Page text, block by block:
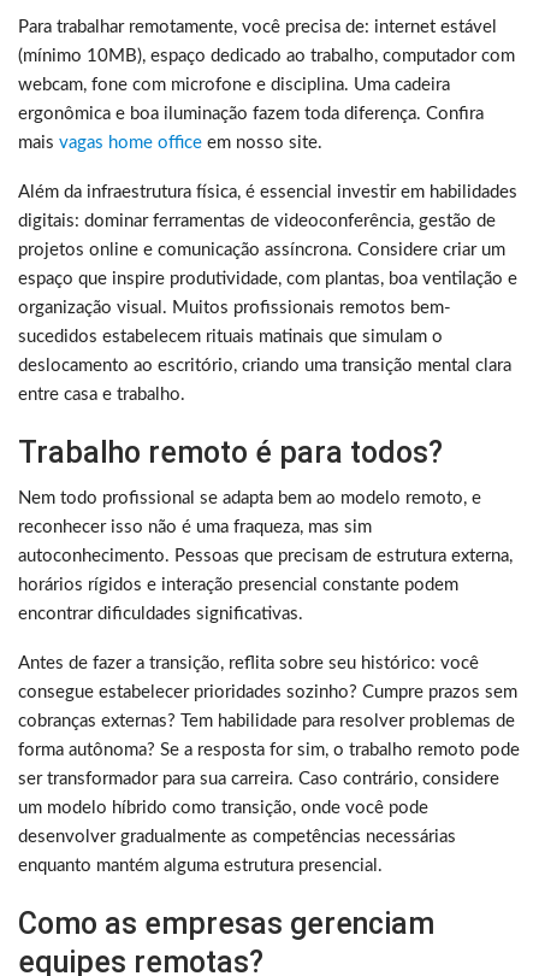
Para trabalhar remotamente, você precisa de: internet estável
(mínimo 10MB), espaço dedicado ao trabalho, computador com
webcam, fone com microfone e disciplina. Uma cadeira
ergonômica e boa iluminação fazem toda diferença. Confira
mais vagas home office em nosso site.
Além da infraestrutura física, é essencial investir em habilidades
digitais: dominar ferramentas de videoconferência, gestão de
projetos online e comunicação assíncrona. Considere criar um
espaço que inspire produtividade, com plantas, boa ventilação e
organização visual. Muitos profissionais remotos bem-
sucedidos estabelecem rituais matinais que simulam o
deslocamento ao escritório, criando uma transição mental clara
entre casa e trabalho.
Trabalho remoto é para todos?
Nem todo profissional se adapta bem ao modelo remoto, e
reconhecer isso não é uma fraqueza, mas sim
autoconhecimento. Pessoas que precisam de estrutura externa,
horários rígidos e interação presencial constante podem
encontrar dificuldades significativas.
Antes de fazer a transição, reflita sobre seu histórico: você
consegue estabelecer prioridades sozinho? Cumpre prazos sem
cobranças externas? Tem habilidade para resolver problemas de
forma autônoma? Se a resposta for sim, o trabalho remoto pode
ser transformador para sua carreira. Caso contrário, considere
um modelo híbrido como transição, onde você pode
desenvolver gradualmente as competências necessárias
enquanto mantém alguma estrutura presencial.
Como as empresas gerenciam
equipes remotas?